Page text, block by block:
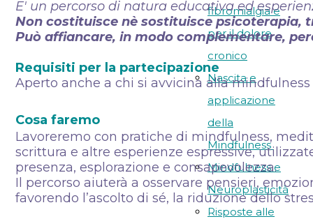
fibromialgia e
per il dolore
cronico
Nascita e
applicazione
della
Mindfulness
Mindfulness e
Neuroplasticità
Risposte alle
E' un percorso di natura educativa ed
Non costituisce nè sostituisce
Può affiancare, in modo complementare,
Requisiti per la partecipazione
Aperto anche a chi si avvicina alla
Cosa faremo
Lavoreremo con pratiche di mindfulness,
scrittura e altre esperienze espressive,
presenza, esplorazione e consapevolezza.
Il percorso aiuterà a osservare pensieri,
favorendo l’ascolto di sé, la riduzione dello